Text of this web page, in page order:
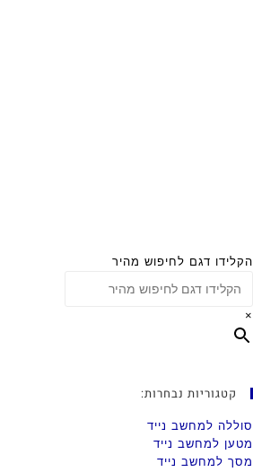
הקלידו דגם לחיפוש מהיר
×
קטגוריות נבחרות:
סוללה למחשב נייד
מטען למחשב נייד
מסך למחשב נייד